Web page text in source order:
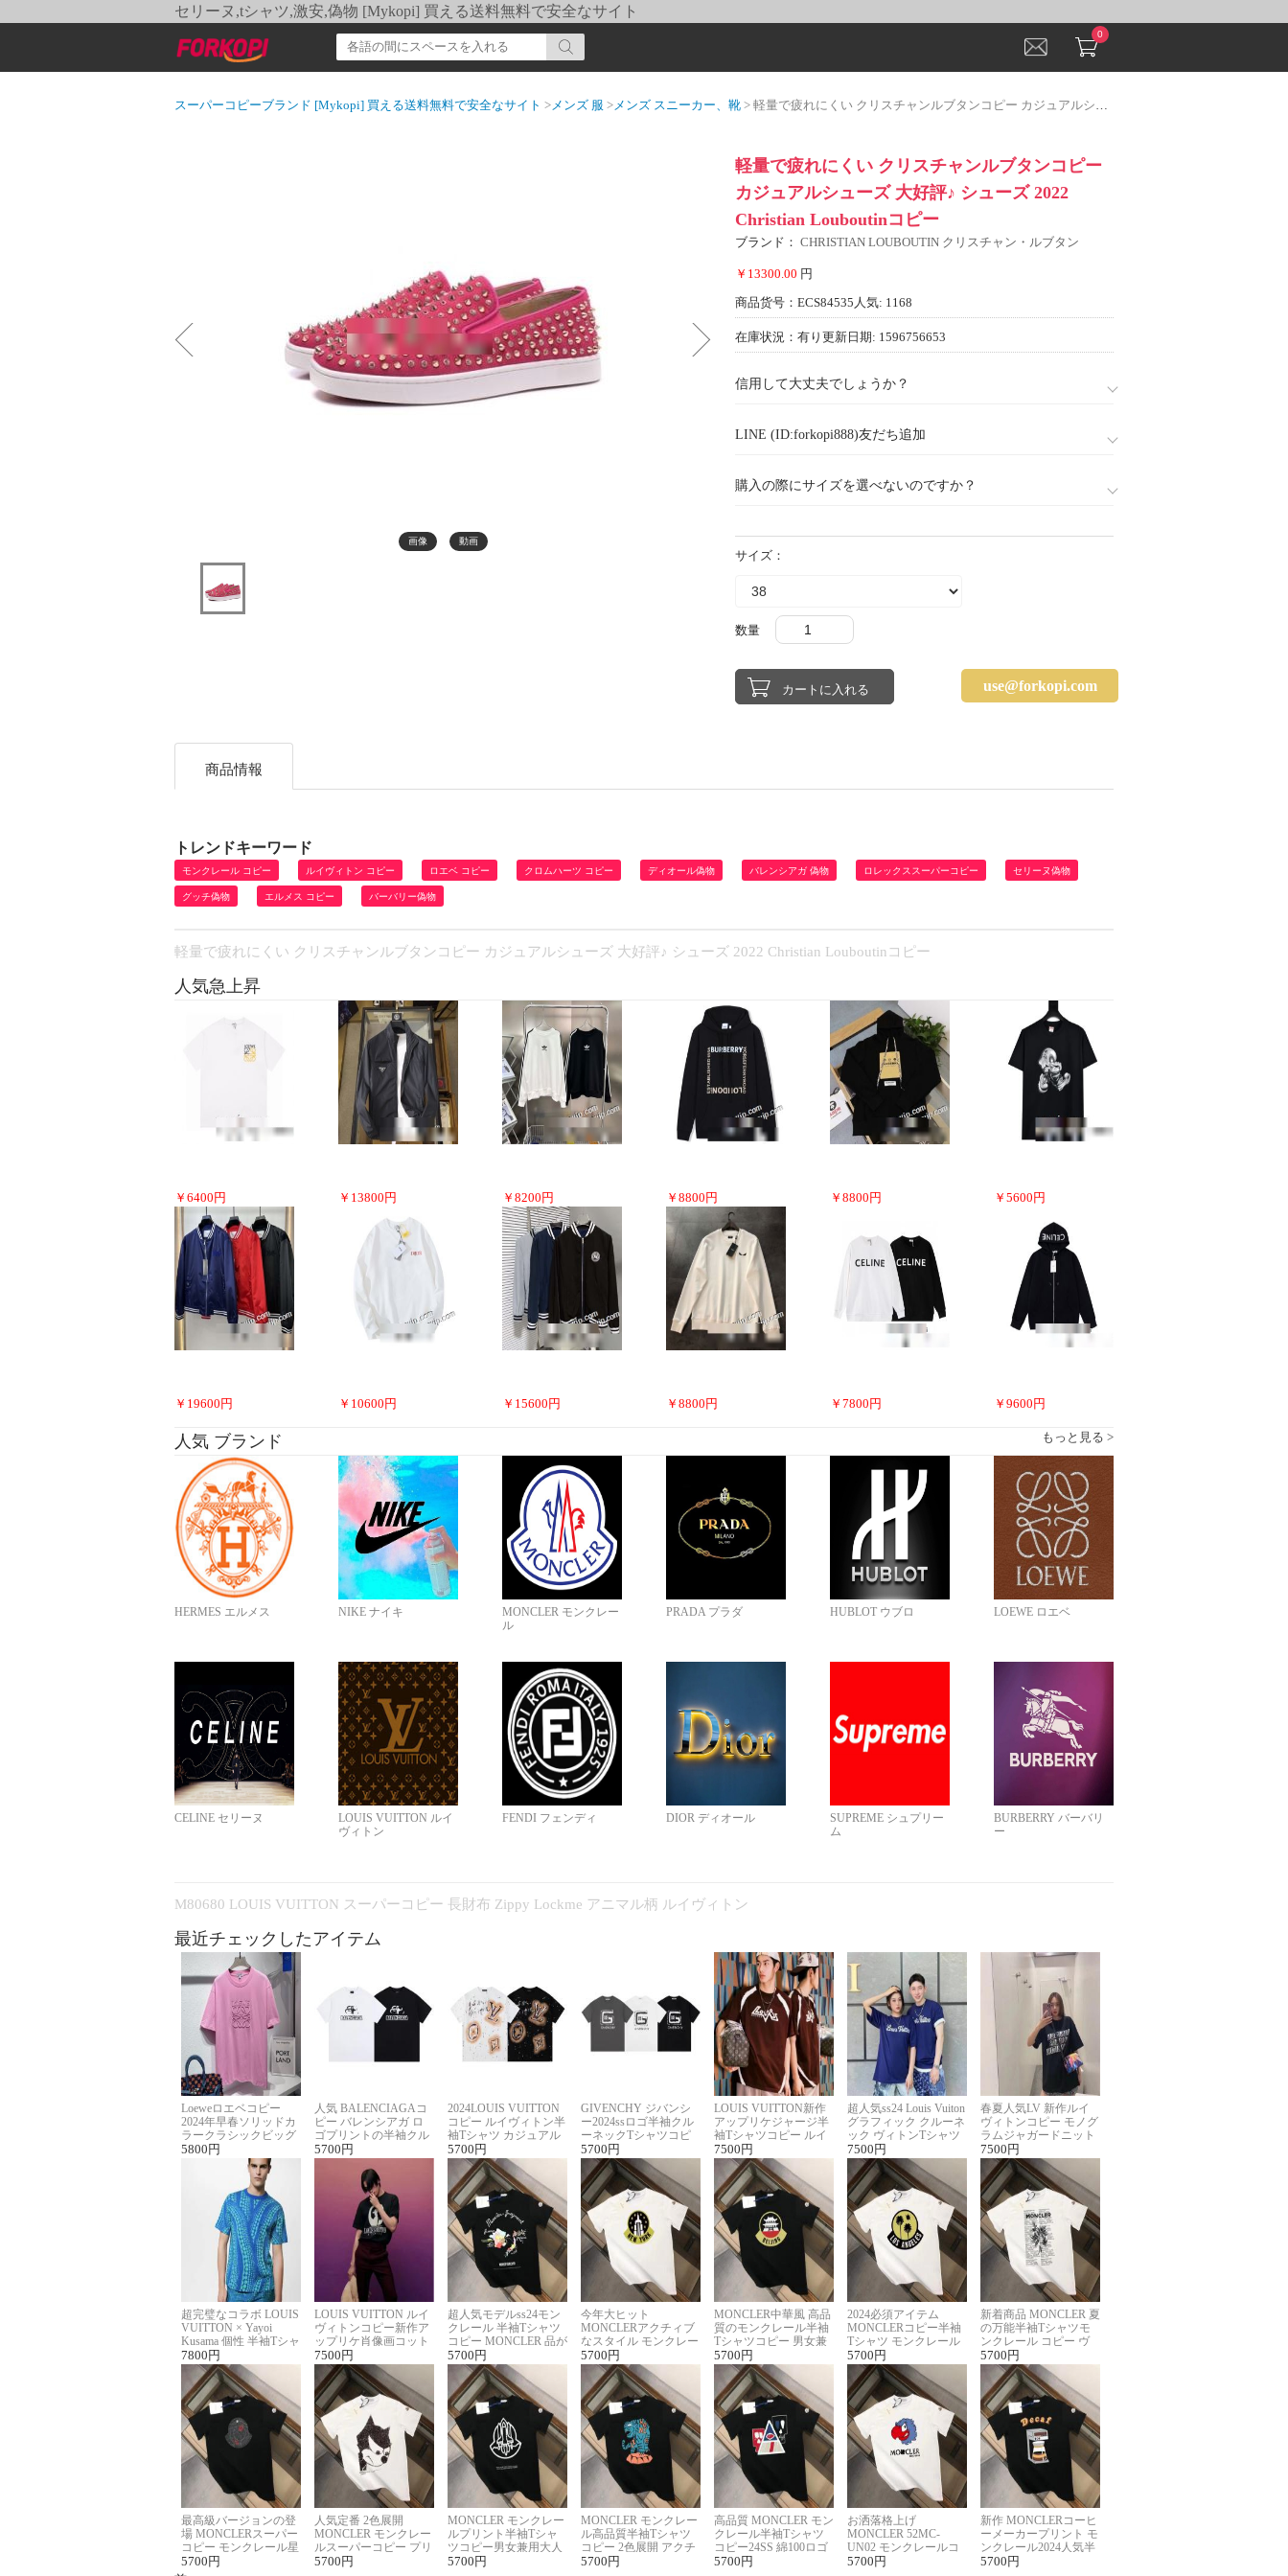
セリーヌ,tシャツ,激安,偽物 [Mykopi] 買える送料無料で安全なサイト
0
スーパーコピーブランド [Mykopi] 買える送料無料で安全なサイト >メンズ 服 >メンズ スニーカー、靴 > 軽量で疲れにくい クリスチャンルブタンコピー カジュアルシューズ 大好評♪ シューズ 2022 Christian Louboutinコピー
画像 動画
軽量で疲れにくい クリスチャンルブタンコピー
カジュアルシューズ 大好評♪ シューズ 2022
Christian Louboutinコピー
ブランド： CHRISTIAN LOUBOUTIN クリスチャン・ルブタン
￥13300.00 円
商品货号：ECS84535 人気: 1168
在庫状況：有り 更新日期: 1596756653
信用して大丈夫でしょうか？
LINE (ID:forkopi888)友だち追加
購入の際にサイズを選べないのですか？
サイズ：
数量
use@forkopi.com
商品情報
トレンドキーワード
モンクレール コピー ルイヴィトン コピー ロエベ コピー クロムハーツ コピー ディオール偽物 バレンシアガ 偽物 ロレックススーパーコピー セリーヌ偽物
グッチ偽物 エルメス コピー バーバリー偽物
軽量で疲れにくい クリスチャンルブタンコピー カジュアルシューズ 大好評♪ シューズ 2022 Christian Louboutinコピー
人気急上昇
￥ 6400 円 ￥ 13800 円 ￥ 8200 円 ￥ 8800 円 ￥ 8800 円 ￥ 5600 円
￥ 19600 円 ￥ 10600 円 ￥ 15600 円 ￥ 8800 円 ￥ 7800 円 ￥ 9600 円
人気 ブランド もっと見る >
HERMES エルメス NIKE ナイキ
MONCLER モンクレー
ル
PRADA プラダ HUBLOT ウブロ LOEWE ロエベ
CELINE セリーヌ
LOUIS VUITTON ルイ
ヴィトン
FENDI フェンディ DIOR ディオール
SUPREME シュプリー
ム
BURBERRY バーバリ
ー
M80680 LOUIS VUITTON スーパーコピー 長財布 Zippy Lockme アニマル柄 ルイヴィトン
最近チェックしたアイテム
Loeweロエベコピー
2024年早春ソリッドカ
ラークラシックビッグ
ロゴ刺繍Tシャツ
5800 円
人気 BALENCIAGAコ
ピー バレンシアガ ロ
ゴプリントの半袖クル
ーネックTシャツ
5700 円
2024LOUIS VUITTON
コピー ルイヴィトン半
袖Tシャツ カジュアル
に馴染む 2色展開
5700 円
GIVENCHY ジバンシ
ー2024ssロゴ半袖クル
ーネックTシャツコピ
ー ユニセックス
5700 円
LOUIS VUITTON新作
アップリケジャージ半
袖Tシャツコピー ルイ
ヴィトン着回し抜群
7500 円
超人気ss24 Louis Vuiton
グラフィック クルーネ
ック ヴィトンTシャツ
スーパーコピー
7500 円
春夏人気LV 新作ルイ
ヴィトンコピー モノグ
ラムジャガードニット
半袖Tシャツ男女兼用
7500 円
超完璧なコラボ LOUIS
VUITTON × Yayoi
Kusama 個性 半袖Tシャ
ツコピー男女兼用
7800 円
LOUIS VUITTON ルイ
ヴィトンコピー新作ア
ップリケ肖像画コット
ンニット半袖Tシャツ
7500 円
超人気モデルss24モン
クレール 半袖Tシャツ
コピー MONCLER 品が
良く見た目
5700 円
今年大ヒット
MONCLERアクチィブ
なスタイル モンクレー
ルコピー半袖Tシャツ
5700 円
MONCLER中華風 高品
質のモンクレール半袖
Tシャツコピー 男女兼
用 着回し抜群
5700 円
2024必須アイテム
MONCLERコピー半袖
Tシャツ モンクレール
夏らしいプリント
5700 円
新着商品 MONCLER 夏
の万能半袖Tシャツモ
ンクレール コピー ヴ
ィンテージ風
5700 円
最高級バージョンの登
場 MONCLERスーパー
コピー モンクレール星
座半袖Tシャツ
5700 円
人気定番 2色展開
MONCLER モンクレー
ルスーパーコピー プリ
ント半袖Tシャツ
5700 円
MONCLER モンクレー
ルプリント半袖Tシャ
ツコピー男女兼用大人
可愛い春夏コーデ
5700 円
MONCLER モンクレー
ル高品質半袖Tシャツ
コピー 2色展開 アクチ
ィブなスタイル
5700 円
高品質 MONCLER モン
クレール半袖Tシャツ
コピー24SS 綿100ロゴ
プリント 2色展開
5700 円
お洒落格上げ
MONCLER 52MC-
UN02 モンクレールコ
ピー半袖Tシャツ ユニ
5700 円
新作 MONCLERコーヒ
ーメーカープリント モ
ンクレール2024人気半
袖Tシャツコピー
5700 円